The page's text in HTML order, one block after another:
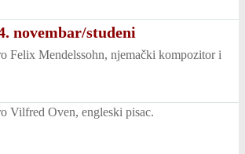
novembar/studeni
Felix Mendelssohn, njemački kompozitor i
Vilfred Oven, engleski pisac.